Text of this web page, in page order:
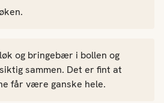
og bringebær i bollen og
sammen. Det er fint at
får være ganske hele.